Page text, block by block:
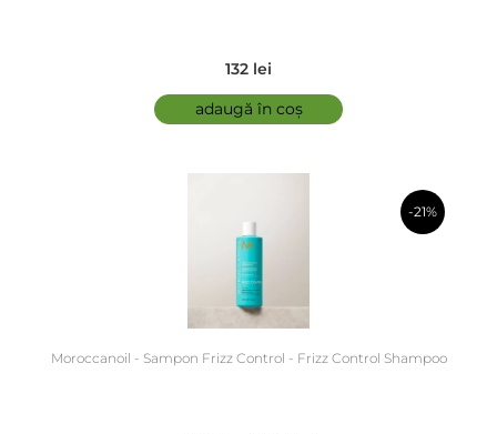
132 lei
adaugă în coș
-21%
Moroccanoil - Sampon Frizz Control - Frizz Control Shampoo